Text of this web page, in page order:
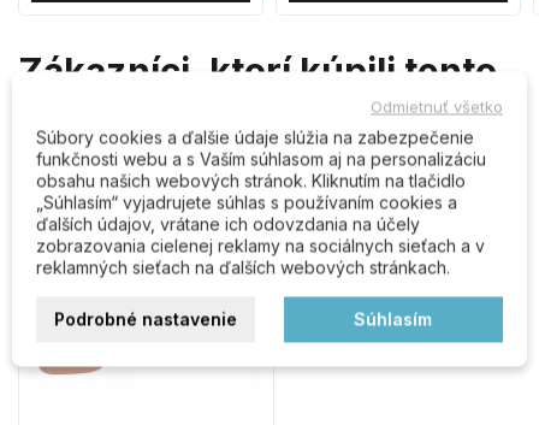
Zákazníci, ktorí kúpili tento
Odmietnuť všetko
Súbory cookies a ďalšie údaje slúžia na zabezpečenie
funkčnosti webu a s Vaším súhlasom aj na personalizáciu
obsahu našich webových stránok. Kliknutím na tlačidlo
„Súhlasím“ vyjadrujete súhlas s používaním cookies a
ďalších údajov, vrátane ich odovzdania na účely
zobrazovania cielenej reklamy na sociálnych sieťach a v
reklamných sieťach na ďalších webových stránkach.
Podrobné nastavenie Súhlasím